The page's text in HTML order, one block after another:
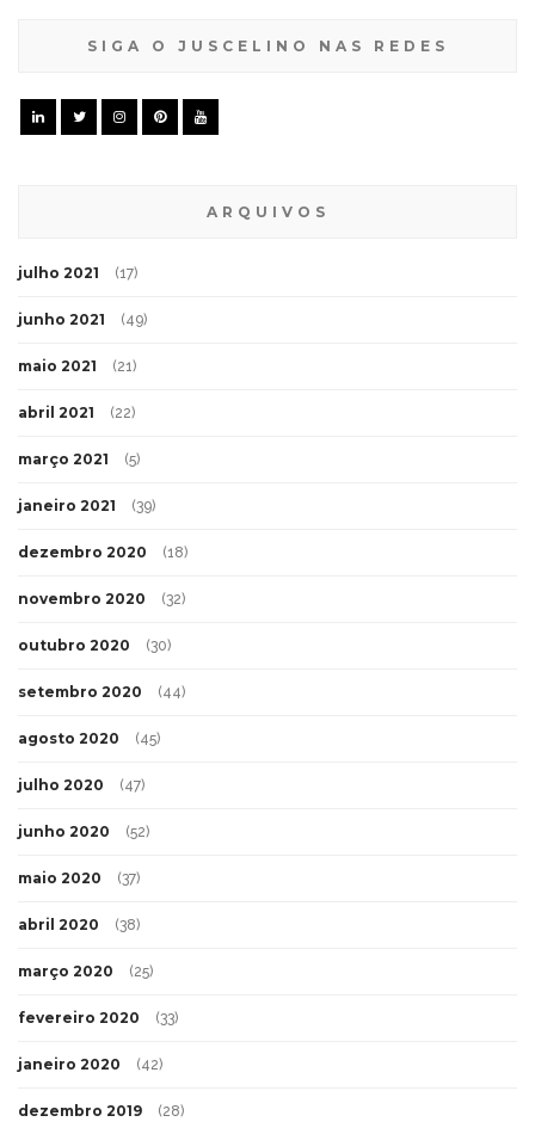
SIGA O JUSCELINO NAS REDES
ARQUIVOS
julho 2021 (17)
junho 2021 (49)
maio 2021 (21)
abril 2021 (22)
março 2021 (5)
janeiro 2021 (39)
dezembro 2020 (18)
novembro 2020 (32)
outubro 2020 (30)
setembro 2020 (44)
agosto 2020 (45)
julho 2020 (47)
junho 2020 (52)
maio 2020 (37)
abril 2020 (38)
março 2020 (25)
fevereiro 2020 (33)
janeiro 2020 (42)
dezembro 2019 (28)